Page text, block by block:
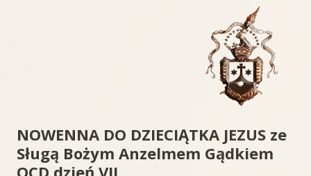
NOWENNA DO DZIECIĄTKA JEZUS ze
Sługą Bożym Anzelmem Gądkiem
OCD dzień VII